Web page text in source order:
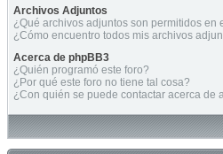
Archivos Adjuntos
¿Qué archivos adjuntos son permitidos en
¿Cómo encuentro todos mis archivos
Acerca de phpBB3
¿Quién programó este foro?
¿Por qué este foro no tiene tal cosa?
¿Con quién se puede contactar acerca de